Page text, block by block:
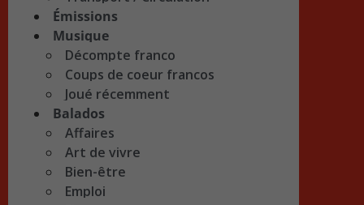
Émissions
Musique
Décompte franco
Coups de coeur francos
Joué récemment
Balados
Affaires
Art de vivre
Bien-être
Emploi